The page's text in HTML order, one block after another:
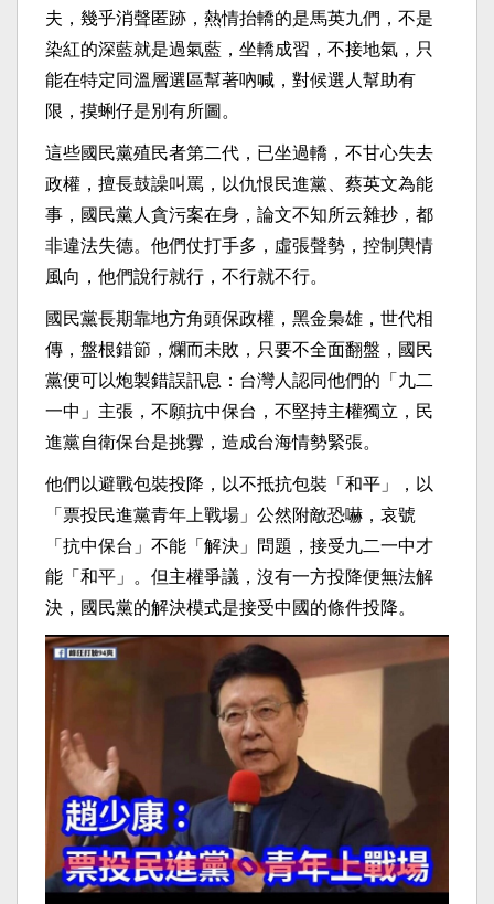
夫，幾乎消聲匿跡，熱情抬轎的是馬英九們，不是
染紅的深藍就是過氣藍，坐轎成習，不接地氣，只
能在特定同溫層選區幫著吶喊，對候選人幫助有
限，摸蜊仔是別有所圖。
這些國民黨殖民者第二代，已坐過轎，不甘心失去
政權，擅長鼓譟叫罵，以仇恨民進黨、蔡英文為能
事，國民黨人貪污案在身，論文不知所云雜抄，都
非違法失德。他們仗打手多，虛張聲勢，控制輿情
風向，他們說行就行，不行就不行。
國民黨長期靠地方角頭保政權，黑金梟雄，世代相
傳，盤根錯節，爛而未敗，只要不全面翻盤，國民
黨便可以炮製錯誤訊息：台灣人認同他們的「九二
一中」主張，不願抗中保台，不堅持主權獨立，民
進黨自衛保台是挑釁，造成台海情勢緊張。
他們以避戰包裝投降，以不抵抗包裝「和平」，以
「票投民進黨青年上戰場」公然附敵恐嚇，哀號
「抗中保台」不能「解決」問題，接受九二一中才
能「和平」。但主權爭議，沒有一方投降便無法解
決，國民黨的解決模式是接受中國的條件投降。